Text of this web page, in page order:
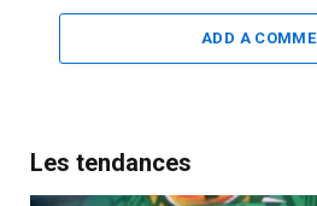
ADD A
Les tendances